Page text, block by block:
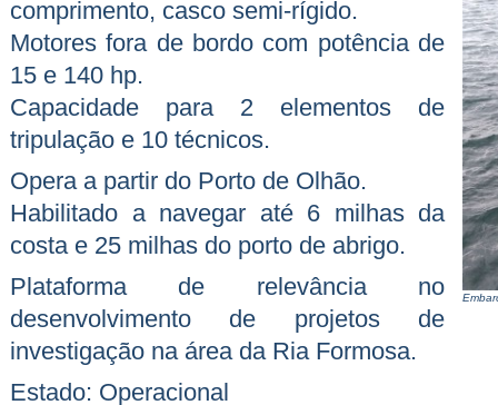
comprimento, casco semi-rígido.
Motores fora de bordo com potência de
15 e 140 hp.
Capacidade para 2 elementos de
tripulação e 10 técnicos.
Opera a partir do Porto de Olhão.
Habilitado a navegar até 6 milhas da
costa e 25 milhas do porto de abrigo.
Plataforma de relevância no
desenvolvimento de projetos de
investigação na área da Ria Formosa.
Estado: Operacional